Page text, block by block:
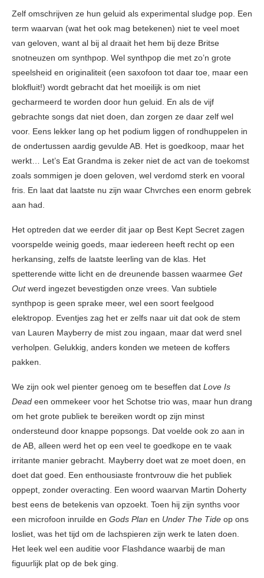
Zelf omschrijven ze hun geluid als experimental sludge pop. Een
term waarvan (wat het ook mag betekenen) niet te veel moet
van geloven, want al bij al draait het hem bij deze Britse
snotneuzen om synthpop. Wel synthpop die met zo’n grote
speelsheid en originaliteit (een saxofoon tot daar toe, maar een
blokfluit!) wordt gebracht dat het moeilijk is om niet
gecharmeerd te worden door hun geluid. En als de vijf
gebrachte songs dat niet doen, dan zorgen ze daar zelf wel
voor. Eens lekker lang op het podium liggen of rondhuppelen in
de ondertussen aardig gevulde AB. Het is goedkoop, maar het
werkt… Let’s Eat Grandma is zeker niet de act van de toekomst
zoals sommigen je doen geloven, wel verdomd sterk en vooral
fris. En laat dat laatste nu zijn waar Chvrches een enorm gebrek
aan had.
Het optreden dat we eerder dit jaar op Best Kept Secret zagen
voorspelde weinig goeds, maar iedereen heeft recht op een
herkansing, zelfs de laatste leerling van de klas. Het
spetterende witte licht en de dreunende bassen waarmee Get
Outwerd ingezet bevestigden onze vrees. Van subtiele
synthpop is geen sprake meer, wel een soort feelgood
elektropop. Eventjes zag het er zelfs naar uit dat ook de stem
van Lauren Mayberry de mist zou ingaan, maar dat werd snel
verholpen. Gelukkig, anders konden we meteen de koffers
pakken.
We zijn ook wel pienter genoeg om te beseffen dat Love Is
Dead een ommekeer voor het Schotse trio was, maar hun drang
om het grote publiek te bereiken wordt op zijn minst
ondersteund door knappe popsongs. Dat voelde ook zo aan in
de AB, alleen werd het op een veel te goedkope en te vaak
irritante manier gebracht. Mayberry doet wat ze moet doen, en
doet dat goed. Een enthousiaste frontvrouw die het publiek
oppept, zonder overacting. Een woord waarvan Martin Doherty
best eens de betekenis van opzoekt. Toen hij zijn synths voor
een microfoon inruilde en Gods Plan en Under The Tide op ons
losliet, was het tijd om de lachspieren zijn werk te laten doen.
Het leek wel een auditie voor Flashdance waarbij de man
figuurlijk plat op de bek ging.